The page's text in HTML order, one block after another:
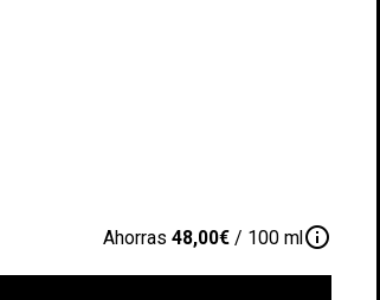
Ahorras 48,00€ / 100 mlinfo_outline